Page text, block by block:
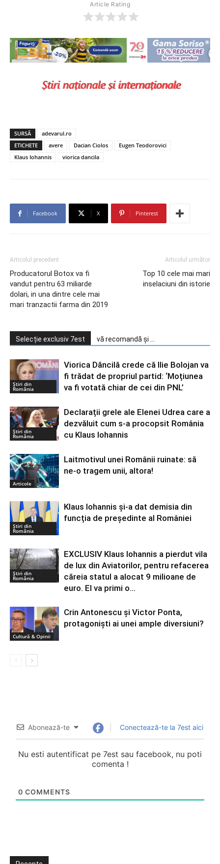
Article Rating
SURSĂ
adevarul.ro
ETICHETE
avere Dacian Ciolos
Eugen Teodorovici
Klaus Iohannis
viorica dancila
Facebook X Pinterest
Articolul precedent
Producatorul Botox va fi
vandut pentru 63 miliarde
dolari, in una dintre cele mai
mari tranzactii farma din 2019
Articolul următor
Top 10 cele mai mari
inselaciuni din istorie
Selecție exclusiv 7est vă recomandă și ...
Știri din
România
Viorica Dăncilă crede că Ilie Bolojan va
fi trădat de propriul partid: ‘Moțiunea
va fi votată chiar de cei din PNL’
Știri din
România
Declarații grele ale Elenei Udrea care a
dezvăluit cum s-a procopsit România
cu Klaus Iohannis
Articole
Laitmotivul unei Românii ruinate: să
ne-o tragem unii, altora!
Știri din
România
Klaus Iohannis și-a dat demisia din
funcția de președinte al României
Știri din
România
EXCLUSIV Klaus Iohannis a pierdut vila
de lux din Aviatorilor, pentru refacerea
căreia statul a alocat 9 milioane de
euro. El va primi o...
Cultură & Opinii
Crin Antonescu și Victor Ponta,
protagoniști ai unei ample diversiuni?
Abonează-te Conectează-te la 7est aici
Nu esti autentificat pe 7est sau facebook, nu poti
comenta !
0 COMMENTS